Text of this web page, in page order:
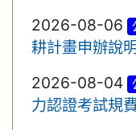
2026-08-06
耕計畫申辦說
2026-08-04
力認證考試規